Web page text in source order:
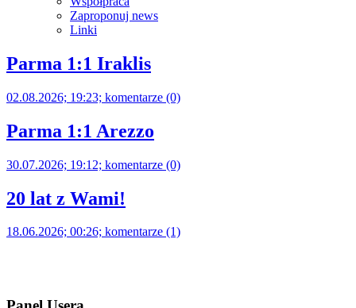
Zaproponuj news
Linki
Parma 1:1 Iraklis
02.08.2026; 19:23; komentarze (0)
Parma 1:1 Arezzo
30.07.2026; 19:12; komentarze (0)
20 lat z Wami!
18.06.2026; 00:26; komentarze (1)